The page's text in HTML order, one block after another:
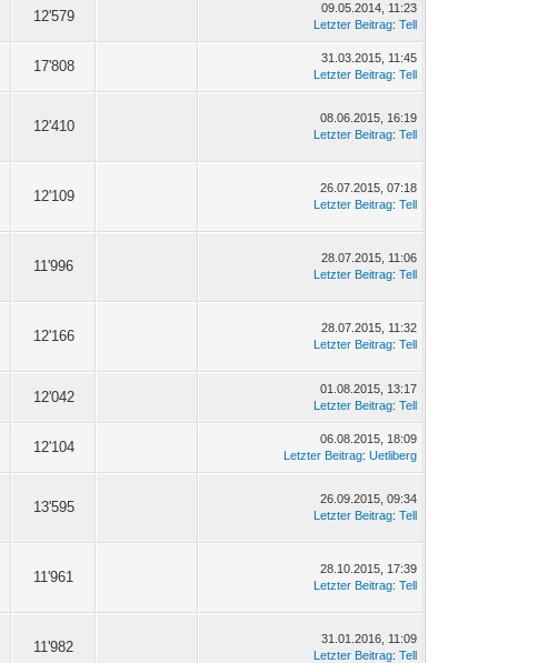
12'579
09.05.2014, 11:23
Letzter Beitrag:Tell
17'808
31.03.2015, 11:45
Letzter Beitrag:Tell
12'410
08.06.2015, 16:19
Letzter Beitrag:Tell
12'109
26.07.2015, 07:18
Letzter Beitrag:Tell
11'996
28.07.2015, 11:06
Letzter Beitrag:Tell
12'166
28.07.2015, 11:32
Letzter Beitrag:Tell
12'042
01.08.2015, 13:17
Letzter Beitrag:Tell
12'104
06.08.2015, 18:09
Letzter Beitrag:Uetliberg
13'595
26.09.2015, 09:34
Letzter Beitrag:Tell
11'961
28.10.2015, 17:39
Letzter Beitrag:Tell
11'982
31.01.2016, 11:09
Letzter Beitrag:Tell